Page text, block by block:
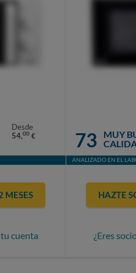
Desde
54,00 €
MESES
tu cuenta
73
MUY
ANALIZADO EN EL
HAZTE
¿Eres